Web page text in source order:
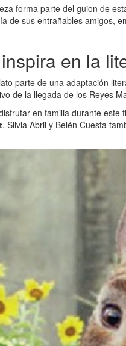
forma parte del guion de
de sus entrañables
en la
parte de una adaptación
de la llegada de los Reyes
en familia durante
. Silvia Abril y Belén Cuesta